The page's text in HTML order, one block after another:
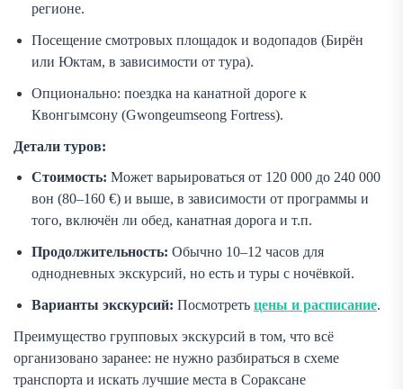
регионе.
Посещение смотровых площадок и водопадов (Бирён
или Юктам, в зависимости от тура).
Опционально: поездка на канатной дороге к
Квонгымсону (Gwongeumseong Fortress).
Детали туров:
Стоимость: Может варьироваться от 120 000 до 240 000
вон (80–160 €) и выше, в зависимости от программы и
того, включён ли обед, канатная дорога и т.п.
Продолжительность: Обычно 10–12 часов для
однодневных экскурсий, но есть и туры с ночёвкой.
Варианты экскурсий: Посмотреть цены и расписание.
Преимущество групповых экскурсий в том, что всё
организовано заранее: не нужно разбираться в схеме
транспорта и искать лучшие места в Сораксане